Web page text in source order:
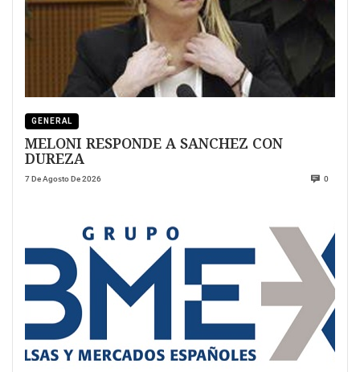
GENERAL
MELONI RESPONDE A SANCHEZ CON
DUREZA
7 De Agosto De 2026 0